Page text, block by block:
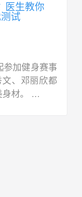
医生教你
试
参加健身赛事
、邓丽欣都
身材。 …